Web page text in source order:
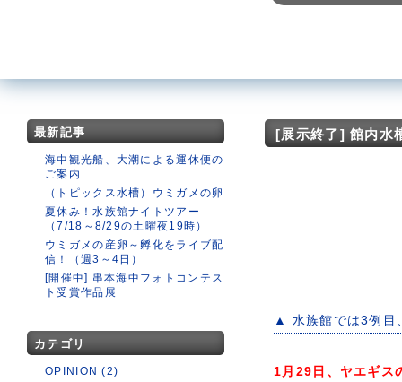
最新記事
海中観光船、大潮による運休便の
ご案内
（トピックス水槽）ウミガメの卵
夏休み！水族館ナイトツアー
（7/18～8/29の土曜夜19時）
ウミガメの産卵～孵化をライブ配
信！（週3～4日）
[開催中] 串本海中フォトコンテス
ト受賞作品展
カテゴリ
OPINION (2)
[展示終了] 館内水
▲ 水族館では3例目
1月29日、ヤエギス